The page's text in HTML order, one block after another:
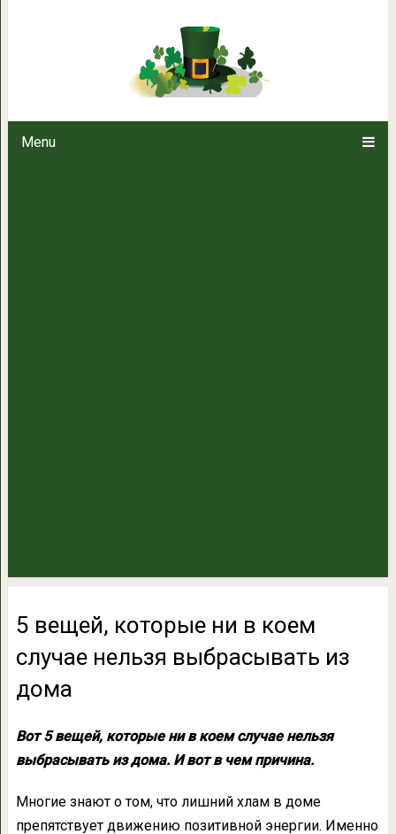
Menu
5 вещей, которые ни в коем
5 вещей, которые ни в коем
случае нельзя выбрасывать из
дома
Вот 5 вещей, которые ни в коем случае нельзя
выбрасывать из дома. И вот в чем причина.
Многие знают о том, что лишний хлам в доме
препятствует движению позитивной энергии. Именно